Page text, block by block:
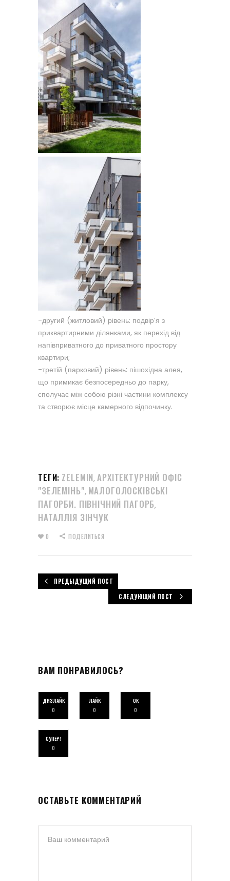
-другий (житловий) рівень: подвір’я з
приквартирними ділянками, як перехід від
напівприватного до приватного простору
квартири;
-третій (парковий) рівень: пішохідна алея,
що примикає безпосередньо до парку,
сполучає між собою різні частини комплексу
та створює місце камерного відпочинку.
ТЕГИ: ZELEMIN,АРХІТЕКТУРНИЙ ОФІС
"ЗЕЛЕМІНЬ", МАЛОГОЛОСКІВСЬКІ
ПАГОРБИ. ПІВНІЧНИЙ ПАГОРБ,
НАТАЛЛІЯ ЗІНЧУК
0 ПОДЕЛИТЬСЯ
ПРЕДЫДУЩИЙ ПОСТ
СЛЕДУЮЩИЙ ПОСТ
ВАМ ПОНРАВИЛОСЬ?
ДИЗЛАЙК
0
ЛАЙК
0
ОК
0
СУПЕР!
0
ОСТАВЬТЕ КОММЕНТАРИЙ